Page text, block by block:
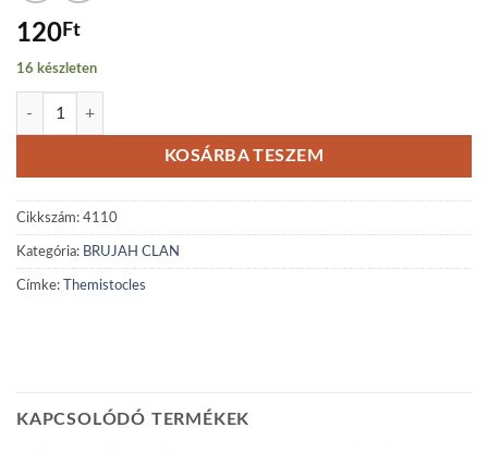
120Ft
16 készleten
Themistocles mennyiség
KOSÁRBA TESZEM
Cikkszám: 4110
Kategória: BRUJAH CLAN
Címke: Themistocles
KAPCSOLÓDÓ TERMÉKEK